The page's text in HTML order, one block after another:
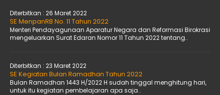
Diterbitkan : 26 Maret 2022
SE MenpanRB No. 11 Tahun 2022
Menteri Pendayagunaan Aparatur Negara dan Reformasi Birokrasi
mengeluarkan Surat Edaran Nomor 11 Tahun 2022 tentang..
Diterbitkan : 23 Maret 2022
SE Kegiatan Bulan Ramadhan Tahun 2022
Bulan Ramadhan 1443 H/2022 H sudah tinggal menghitung hari,
untuk itu kegiatan pembelajaran apa saja..